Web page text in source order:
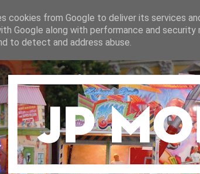
cookies from Google to deliver its services
Google along with performance and
to detect and address abuse.